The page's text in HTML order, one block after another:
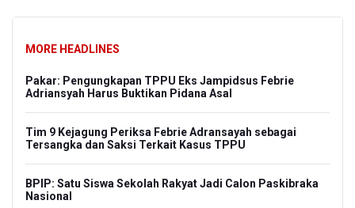
MORE HEADLINES
Pakar: Pengungkapan TPPU Eks Jampidsus Febrie
Adriansyah Harus Buktikan Pidana Asal
Tim 9 Kejagung Periksa Febrie Adransayah sebagai
Tersangka dan Saksi Terkait Kasus TPPU
BPIP: Satu Siswa Sekolah Rakyat Jadi Calon Paskibraka
Nasional